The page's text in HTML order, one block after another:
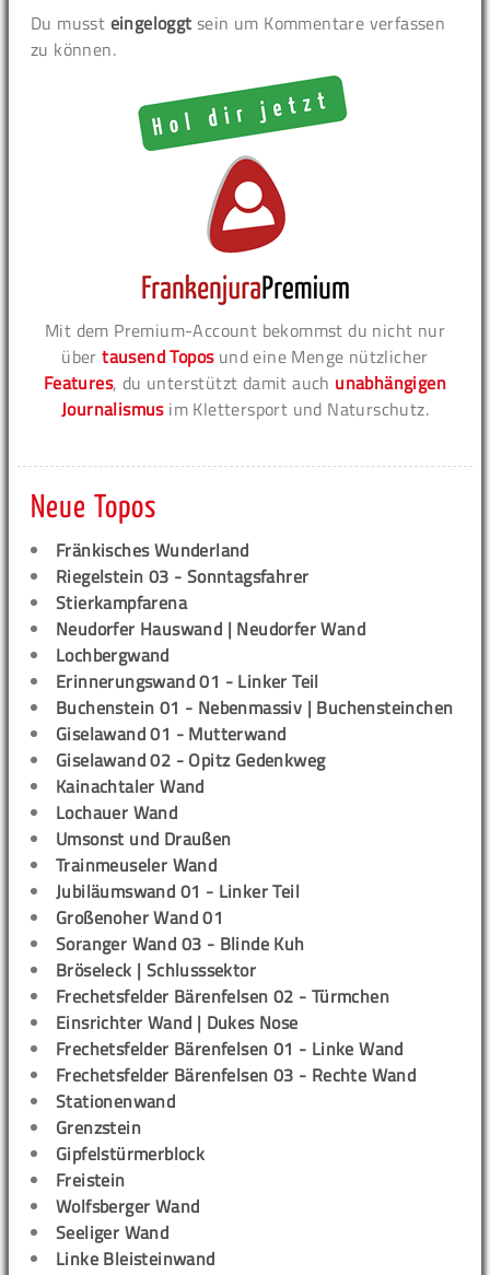
Du musst eingeloggt sein um Kommentare verfassen
zu können.
Mit dem Premium-Account bekommst du nicht nur
übertausend Toposund eine Menge nützlicher
Features, du unterstützt damit auch unabhängigen
Journalismusim Klettersport und Naturschutz.
Neue Topos
Fränkisches Wunderland
Riegelstein 03 - Sonntagsfahrer
Stierkampfarena
Neudorfer Hauswand | Neudorfer Wand
Lochbergwand
Erinnerungswand 01 - Linker Teil
Buchenstein 01 - Nebenmassiv | Buchensteinchen
Giselawand 01 - Mutterwand
Giselawand 02 - Opitz Gedenkweg
Kainachtaler Wand
Lochauer Wand
Umsonst und Draußen
Trainmeuseler Wand
Jubiläumswand 01 - Linker Teil
Großenoher Wand 01
Soranger Wand 03 - Blinde Kuh
Bröseleck | Schlusssektor
Frechetsfelder Bärenfelsen 02 - Türmchen
Einsrichter Wand | Dukes Nose
Frechetsfelder Bärenfelsen 01 - Linke Wand
Frechetsfelder Bärenfelsen 03 - Rechte Wand
Stationenwand
Grenzstein
Gipfelstürmerblock
Freistein
Wolfsberger Wand
Seeliger Wand
Linke Bleisteinwand